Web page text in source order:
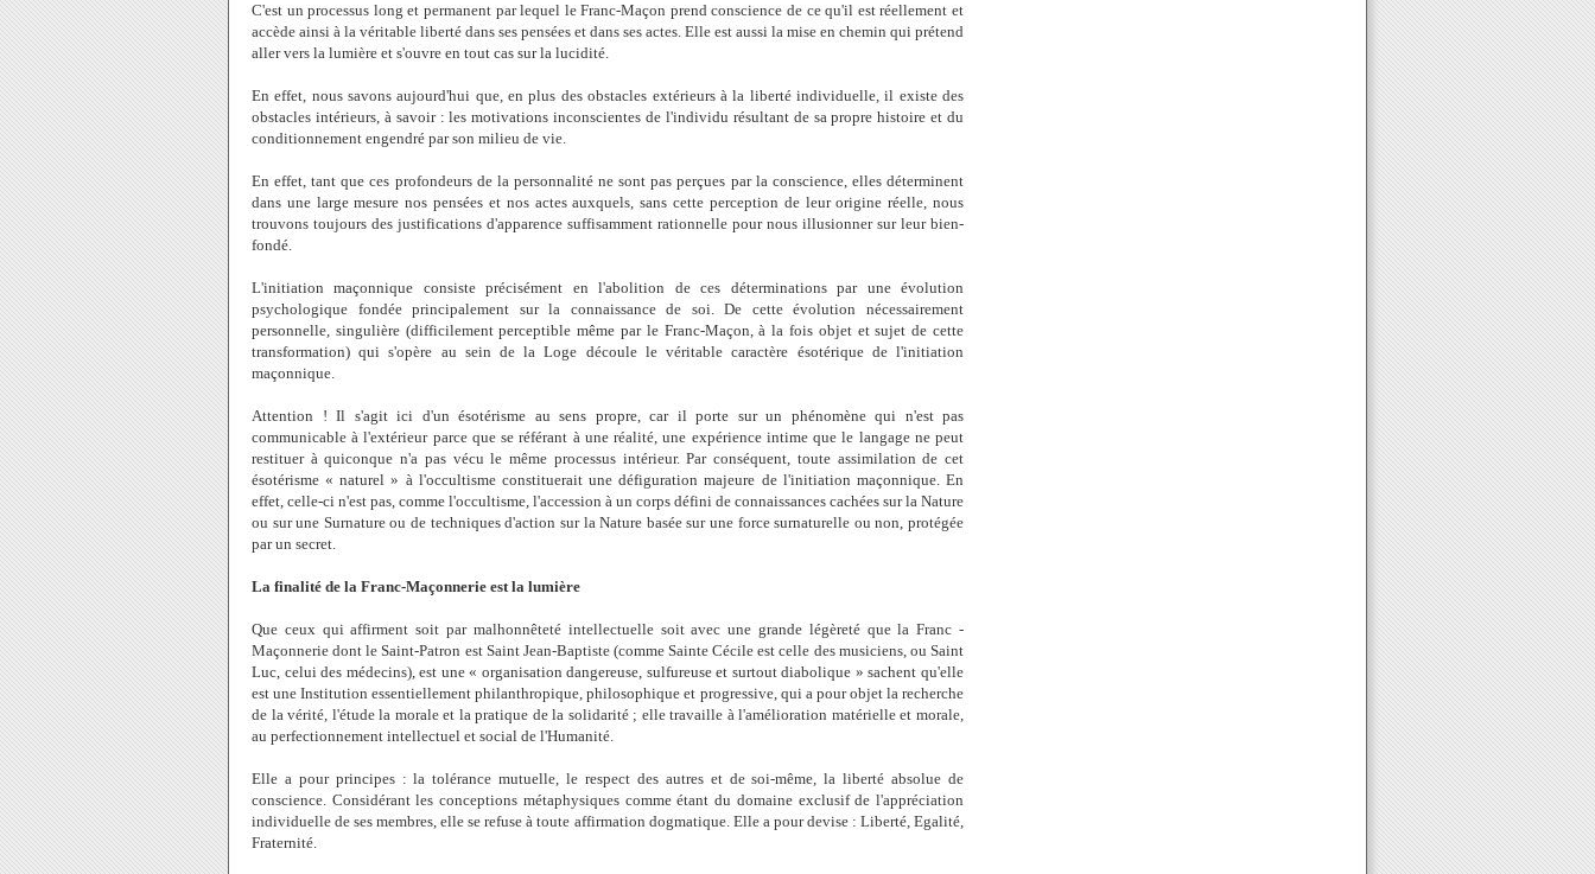
C'est un processus long et permanent par lequel le Franc-Maçon prend conscience de ce qu'il est réellement et
accède ainsi à la véritable liberté dans ses pensées et dans ses actes. Elle est aussi la mise en chemin qui prétend
aller vers la lumière et s'ouvre en tout cas sur la lucidité.
En effet, nous savons aujourd'hui que, en plus des obstacles extérieurs à la liberté individuelle, il existe des
obstacles intérieurs, à savoir : les motivations inconscientes de l'individu résultant de sa propre histoire et du
conditionnement engendré par son milieu de vie.
En effet, tant que ces profondeurs de la personnalité ne sont pas perçues par la conscience, elles déterminent
dans une large mesure nos pensées et nos actes auxquels, sans cette perception de leur origine réelle, nous
trouvons toujours des justifications d'apparence suffisamment rationnelle pour nous illusionner sur leur bien-
fondé.
L'initiation maçonnique consiste précisément en l'abolition de ces déterminations par une évolution
psychologique fondée principalement sur la connaissance de soi. De cette évolution nécessairement
personnelle, singulière (difficilement perceptible même par le Franc-Maçon, à la fois objet et sujet de cette
transformation) qui s'opère au sein de la Loge découle le véritable caractère ésotérique de l'initiation
maçonnique.
Attention ! Il s'agit ici d'un ésotérisme au sens propre, car il porte sur un phénomène qui n'est pas
communicable à l'extérieur parce que se référant à une réalité, une expérience intime que le langage ne peut
restituer à quiconque n'a pas vécu le même processus intérieur. Par conséquent, toute assimilation de cet
ésotérisme « naturel » à l'occultisme constituerait une défiguration majeure de l'initiation maçonnique. En
effet, celle-ci n'est pas, comme l'occultisme, l'accession à un corps défini de connaissances cachées sur la Nature
ou sur une Surnature ou de techniques d'action sur la Nature basée sur une force surnaturelle ou non, protégée
par un secret.
La finalité de la Franc-Maçonnerie est la lumière
Que ceux qui affirment soit par malhonnêteté intellectuelle soit avec une grande légèreté que la Franc -
Maçonnerie dont le Saint-Patron est Saint Jean-Baptiste (comme Sainte Cécile est celle des musiciens, ou Saint
Luc, celui des médecins), est une « organisation dangereuse, sulfureuse et surtout diabolique » sachent qu'elle
est une Institution essentiellement philanthropique, philosophique et progressive, qui a pour objet la recherche
de la vérité, l'étude la morale et la pratique de la solidarité ; elle travaille à l'amélioration matérielle et morale,
au perfectionnement intellectuel et social de l'Humanité.
Elle a pour principes : la tolérance mutuelle, le respect des autres et de soi-même, la liberté absolue de
conscience. Considérant les conceptions métaphysiques comme étant du domaine exclusif de l'appréciation
individuelle de ses membres, elle se refuse à toute affirmation dogmatique. Elle a pour devise : Liberté, Egalité,
Fraternité.